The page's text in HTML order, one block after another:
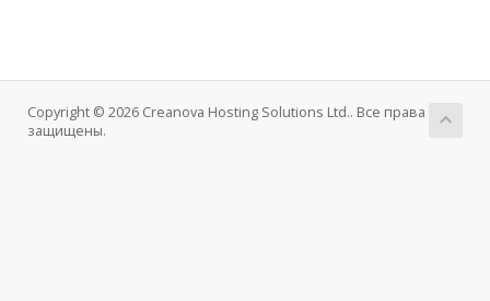
Copyright © 2026 Creanova Hosting Solutions Ltd.. Все права
защищены.